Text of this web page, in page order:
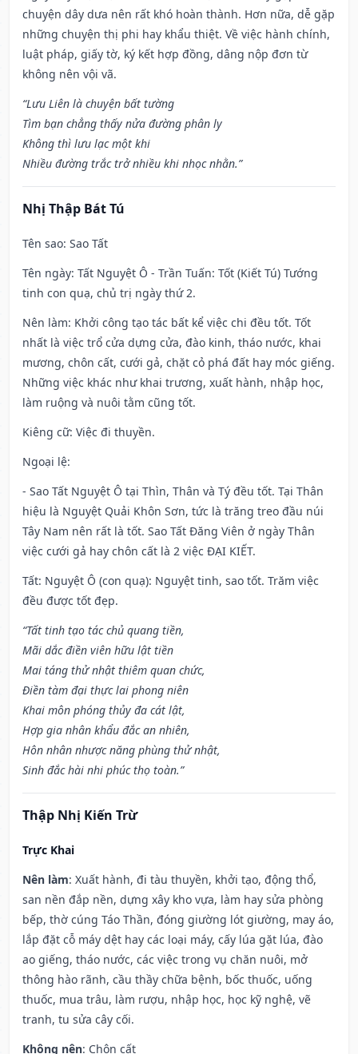
chuyện dây dưa nên rất khó hoàn thành. Hơn nữa, dễ gặp
những chuyện thị phi hay khẩu thiệt. Về việc hành chính,
luật pháp, giấy tờ, ký kết hợp đồng, dâng nộp đơn từ
không nên vội vã.
“Lưu Liên là chuyện bất tường
Tìm bạn chẳng thấy nửa đường phân ly
Không thì lưu lạc một khi
Nhiều đường trắc trở nhiều khi nhọc nhằn.”
Nhị Thập Bát Tú
Tên sao: Sao Tất
Tên ngày: Tất Nguyệt Ô - Trần Tuấn: Tốt (Kiết Tú) Tướng
tinh con quạ, chủ trị ngày thứ 2.
Nên làm: Khởi công tạo tác bất kể việc chi đều tốt. Tốt
nhất là việc trổ cửa dựng cửa, đào kinh, tháo nước, khai
mương, chôn cất, cưới gả, chặt cỏ phá đất hay móc giếng.
Những việc khác như khai trương, xuất hành, nhập học,
làm ruộng và nuôi tằm cũng tốt.
Kiêng cữ: Việc đi thuyền.
Ngoại lệ:
- Sao Tất Nguyệt Ô tại Thìn, Thân và Tý đều tốt. Tại Thân
hiệu là Nguyệt Quải Khôn Sơn, tức là trăng treo đầu núi
Tây Nam nên rất là tốt. Sao Tất Đăng Viên ở ngày Thân
việc cưới gả hay chôn cất là 2 việc ĐẠI KIẾT.
Tất: Nguyệt Ô (con quạ): Nguyệt tinh, sao tốt. Trăm việc
đều được tốt đẹp.
“Tất tinh tạo tác chủ quang tiền,
Mãi dắc điền viên hữu lật tiền
Mai táng thử nhật thiêm quan chức,
Điền tàm đại thực lai phong niên
Khai môn phóng thủy đa cát lật,
Hợp gia nhân khẩu đắc an nhiên,
Hôn nhân nhược năng phùng thử nhật,
Sinh đắc hài nhi phúc thọ toàn.”
Thập Nhị Kiến Trừ
Trực Khai
Nên làm: Xuất hành, đi tàu thuyền, khởi tạo, động thổ,
san nền đắp nền, dựng xây kho vựa, làm hay sửa phòng
bếp, thờ cúng Táo Thần, đóng giường lót giường, may áo,
lắp đặt cỗ máy dệt hay các loại máy, cấy lúa gặt lúa, đào
ao giếng, tháo nước, các việc trong vụ chăn nuôi, mở
thông hào rãnh, cầu thầy chữa bệnh, bốc thuốc, uống
thuốc, mua trâu, làm rượu, nhập học, học kỹ nghệ, vẽ
tranh, tu sửa cây cối.
Không nên: Chôn cất